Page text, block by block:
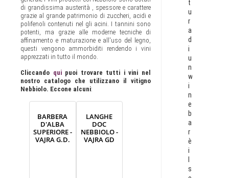
di grandissima austerità , spessore e carattere
grazie al grande patrimonio di zuccheri, acidi e
polifenoli contenuti nel gli acini. I tannini sono
potenti, ma grazie alle moderne tecniche di
affinamento e maturazione e all'uso del legno,
questi vengono ammorbiditi rendendo i vini
apprezzati in tutto il mondo.
Cliccando quipuoi trovare tutti i vini nel
nostro catalogo che utilizzano il vitigno
Nebbiolo. Eccone alcuni:
BARBERA
D'ALBA
SUPERIORE -
VAJRA G.D.
LANGHE
DOC
NEBBIOLO -
VAJRA GD
t
u
r
a
d
i
u
n
w
i
n
e
b
a
r
è
i
s